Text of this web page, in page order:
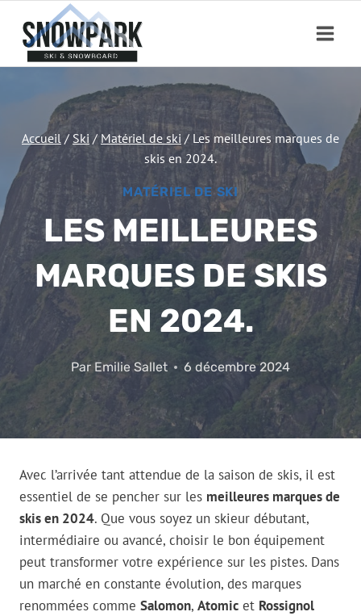
contenu
Accueil / Ski / Matériel de ski / Les meilleures marques de
skis en 2024.
MATÉRIEL DE SKI
LES MEILLEURES
MARQUES DE SKIS
EN 2024.
Par Emilie Sallet 6 décembre 2024
Avec l’arrivée tant attendue de la saison de skis, il est
essentiel de se pencher sur les meilleures marques de
skis en 2024. Que vous soyez un skieur débutant,
intermédiaire ou avancé, choisir le bon équipement
peut transformer votre expérience sur les pistes. Dans
un marché en constante évolution, des marques
renommées comme Salomon, Atomic et Rossignol